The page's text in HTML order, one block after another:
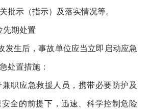
批示（指示）及落实情况等。
先期处置
发生后，事故单位应当立即启动应急
处置措施：
兼职应急救援人员，携带必要防护及
全的前提下，迅速、科学控制危险